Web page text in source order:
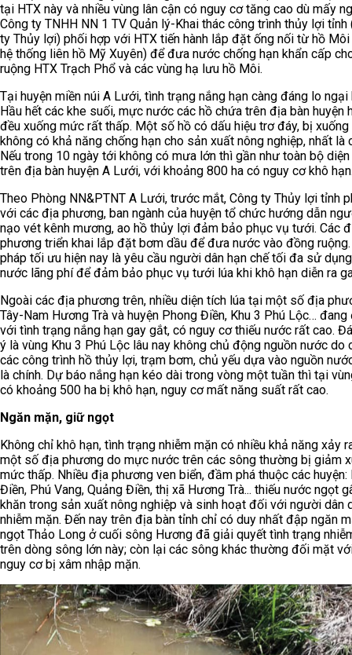
tại HTX này và nhiều vùng lân cận có nguy cơ tăng cao dù mấy
Công ty TNHH NN 1 TV Quản lý-Khai thác công trình thủy lợi tỉnh
ty Thủy lợi) phối hợp với HTX tiến hành lắp đặt ống nối từ hồ
hệ thống liên hồ Mỹ Xuyên) để đưa nước chống hạn khẩn cấp
ruộng HTX Trạch Phổ và các vùng hạ lưu hồ Môi.
Tại huyện miền núi A Lưới, tình trạng nắng hạn càng đáng lo ngại
Hầu hết các khe suối, mực nước các hồ chứa trên địa bàn huyện
đều xuống mức rất thấp. Một số hồ có dấu hiệu trơ đáy, bị
không có khả năng chống hạn cho sản xuất nông nghiệp, nhất là
Nếu trong 10 ngày tới không có mưa lớn thì gần như toàn bộ
trên địa bàn huyện A Lưới, với khoảng 800 ha có nguy cơ khô
Theo Phòng NN&PTNT A Lưới, trước mắt, Công ty Thủy lợi tỉnh
với các địa phương, ban ngành của huyện tổ chức hướng dẫn
nạo vét kênh mương, ao hồ thủy lợi đảm bảo phục vụ tưới. Các
phương triển khai lắp đặt bơm dầu để đưa nước vào đồng
pháp tối ưu hiện nay là yêu cầu người dân hạn chế tối đa sử
nước lãng phí để đảm bảo phục vụ tưới lúa khi khô hạn diễn ra
Ngoài các địa phương trên, nhiều diện tích lúa tại một số địa
Tây-Nam Hương Trà và huyện Phong Điền, Khu 3 Phú Lộc…
với tình trạng nắng hạn gay gắt, có nguy cơ thiếu nước rất cao.
ý là vùng Khu 3 Phú Lộc lâu nay không chủ động nguồn nước do
các công trình hồ thủy lợi, trạm bơm, chủ yếu dựa vào nguồn
là chính. Dự báo nắng hạn kéo dài trong vòng một tuần thì tại
có khoảng 500 ha bị khô hạn, nguy cơ mất năng suất rất cao.
Ngăn mặn, giữ ngọt
Không chỉ khô hạn, tình trạng nhiễm mặn có nhiều khả năng xảy
một số địa phương do mực nước trên các sông thường bị giảm
mức thấp. Nhiều địa phương ven biển, đầm phá thuộc các huyện:
Điền, Phú Vang, Quảng Điền, thị xã Hương Trà... thiếu nước ngọt
khăn trong sản xuất nông nghiệp và sinh hoạt đối với người dân
nhiễm mặn. Đến nay trên địa bàn tỉnh chỉ có duy nhất đập ngăn
ngọt Thảo Long ở cuối sông Hương đã giải quyết tình trạng
trên dòng sông lớn này; còn lại các sông khác thường đối mặt
nguy cơ bị xâm nhập mặn.